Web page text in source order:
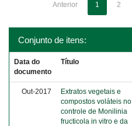
Anterior 1 2
Conjunto de itens:
Data do
documento
Título
Out-2017
Extratos vegetais e
compostos voláteis no
controle de Monilinia
fructicola in vitro e da